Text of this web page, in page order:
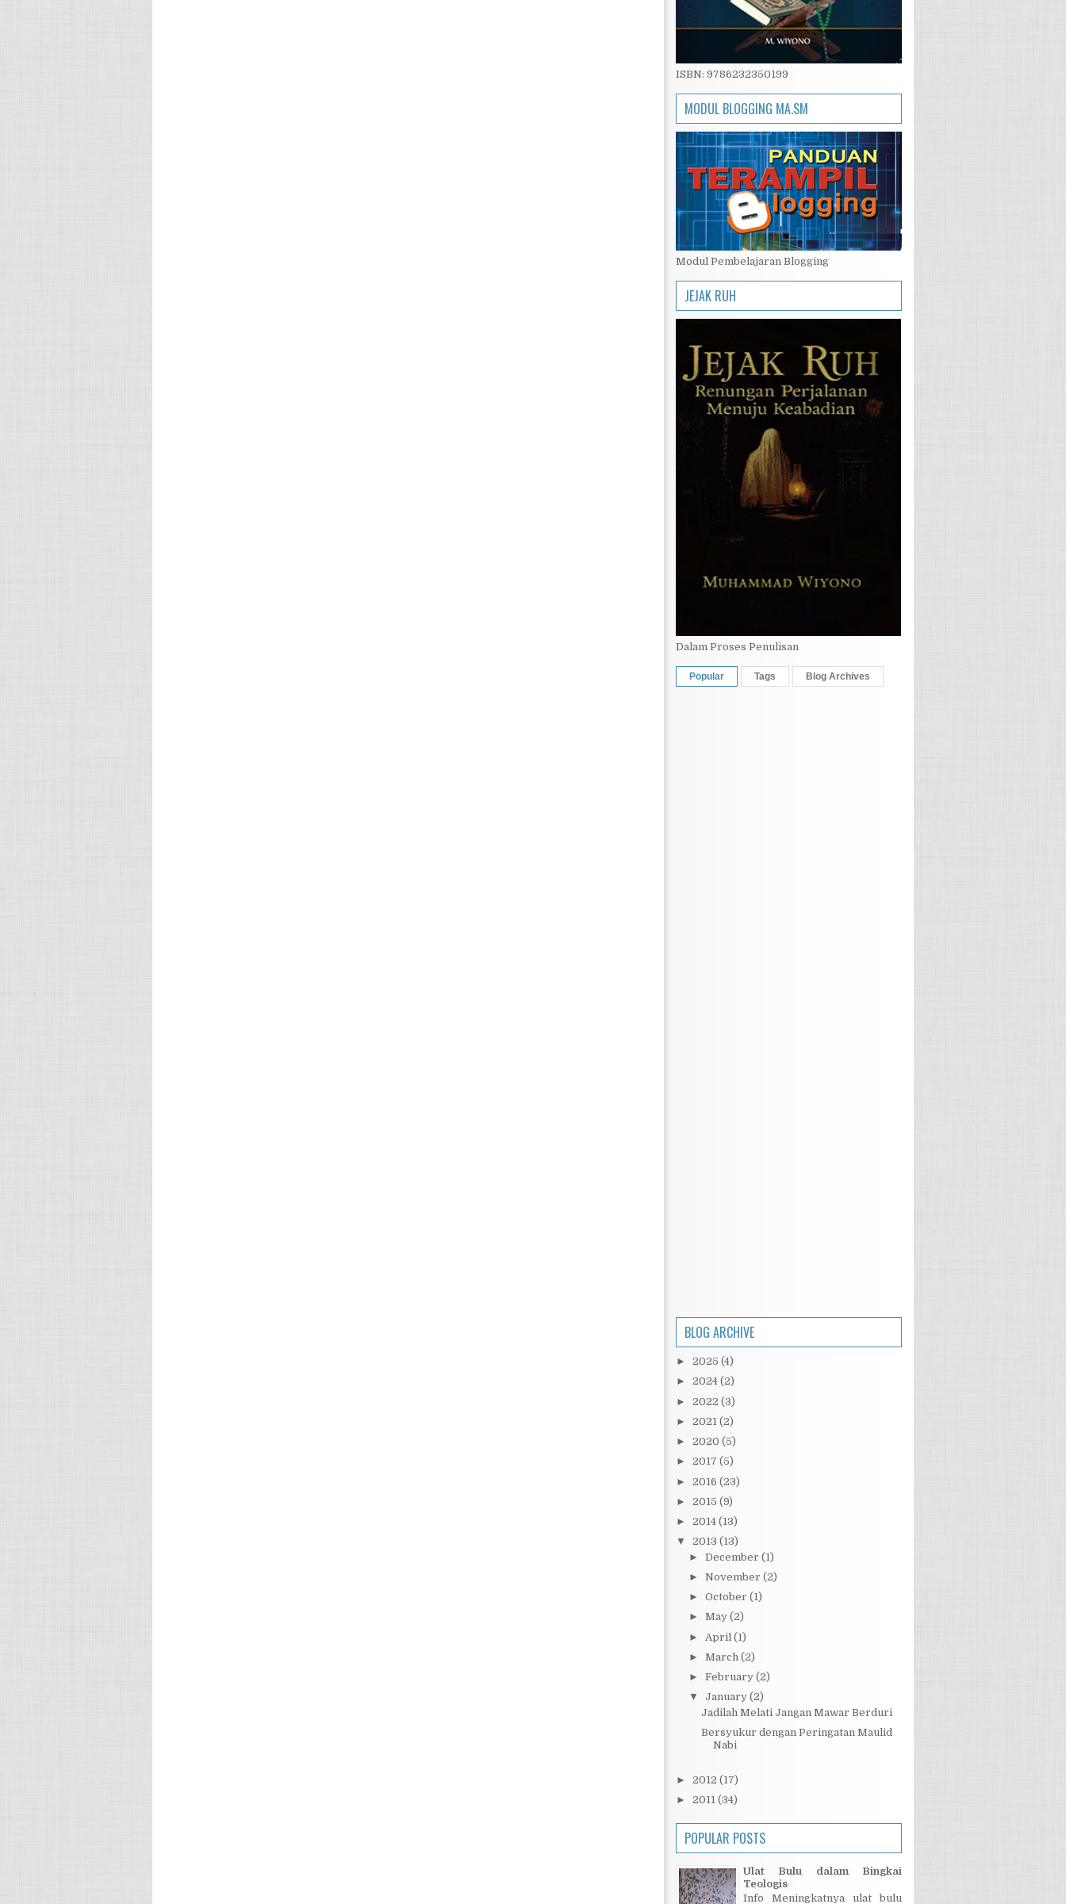
ISBN: 9786232350199
MODUL BLOGGING MA.SM
Modul Pembelajaran Blogging
JEJAK RUH
Dalam Proses Penulisan
Popular Tags Blog Archives
BLOG ARCHIVE
► 2025 (4)
► 2024 (2)
► 2022 (3)
► 2021 (2)
► 2020 (5)
► 2017 (5)
► 2016 (23)
► 2015 (9)
► 2014 (13)
▼ 2013 (13)
► December (1)
► November (2)
► October (1)
► May (2)
► April (1)
► March (2)
► February (2)
▼ January (2)
Jadilah Melati Jangan Mawar Berduri
Bersyukur dengan Peringatan Maulid
Nabi
► 2012 (17)
► 2011 (34)
POPULAR POSTS
Ulat Bulu dalam Bingkai
Teologis
Info Meningkatnya ulat bulu